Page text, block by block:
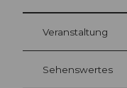
Veranstaltung
Sehenswertes